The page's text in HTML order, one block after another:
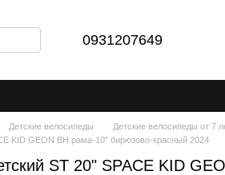
0931207649
Детские велосипеды
Детские велосипеды от 7
KID GEON BH рама-10" бирюзово-красный 2024
ST 20" SPACE KID